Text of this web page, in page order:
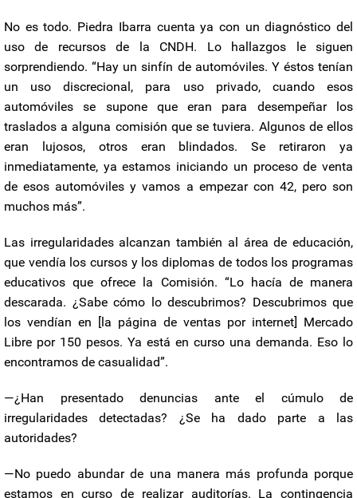
No es todo. Piedra Ibarra cuenta ya con un diagnóstico del
uso de recursos de la CNDH. Lo hallazgos le siguen
sorprendiendo. “Hay un sinfín de automóviles. Y éstos tenían
un uso discrecional, para uso privado, cuando esos
automóviles se supone que eran para desempeñar los
traslados a alguna comisión que se tuviera. Algunos de ellos
eran lujosos, otros eran blindados. Se retiraron ya
inmediatamente, ya estamos iniciando un proceso de venta
de esos automóviles y vamos a empezar con 42, pero son
muchos más”.
Las irregularidades alcanzan también al área de educación,
que vendía los cursos y los diplomas de todos los programas
educativos que ofrece la Comisión. “Lo hacía de manera
descarada. ¿Sabe cómo lo descubrimos? Descubrimos que
los vendían en [la página de ventas por internet] Mercado
Libre por 150 pesos. Ya está en curso una demanda. Eso lo
encontramos de casualidad”.
—¿Han presentado denuncias ante el cúmulo de
irregularidades detectadas? ¿Se ha dado parte a las
autoridades?
—No puedo abundar de una manera más profunda porque
estamos en curso de realizar auditorías. La contingencia